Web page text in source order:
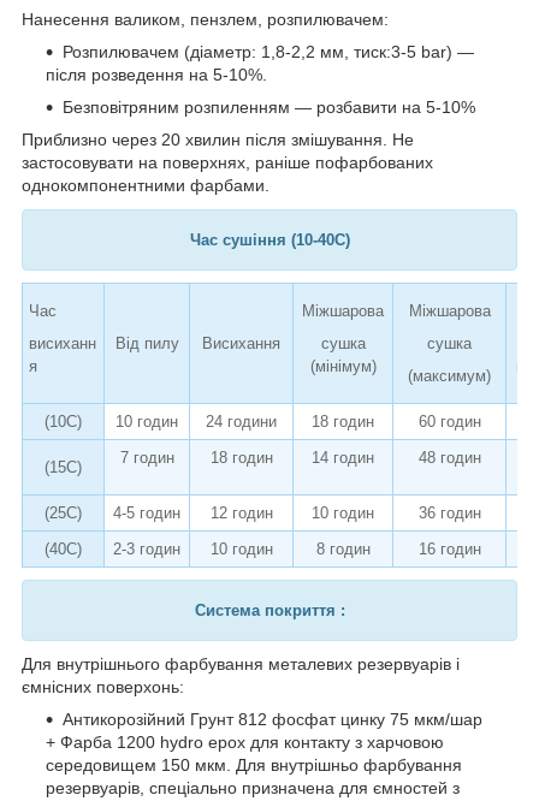
Нанесення валиком, пензлем, розпилювачем:
Розпилювачем (діаметр: 1,8-2,2 мм, тиск:3-5 bar) ―
після розведення на 5-10%.
Безповітряним розпиленням ― розбавити на 5-10%
Приблизно через 20 хвилин після змішування. Не
застосовувати на поверхнях, раніше пофарбованих
однокомпонентними фарбами.
Час сушіння (10-40C)
Час
висиханн
я
Від пилу Висихання
Міжшарова
сушка
(мінімум)
Міжшарова
сушка
(максимум)
(10C) 10 годин 24 години 18 годин 60 годин
(15C)
7 годин 18 годин 14 годин 48 годин
(25C) 4-5 годин 12 годин 10 годин
36 годин
(40C)
2-3 годин 10 годин 8 годин 16 годин
Система покриття :
Для внутрішнього фарбування металевих резервуарів і
ємнісних поверхонь:
Антикорозійний Грунт 812 фосфат цинку 75 мкм/шар
+ Фарба 1200 hydro epox для контакту з харчовою
середовищем 150 мкм. Для внутрішньо фарбування
резервуарів, спеціально призначена для ємностей з